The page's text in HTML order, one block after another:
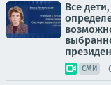
Все
СМИ